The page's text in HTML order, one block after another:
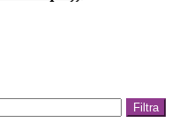
Filtra